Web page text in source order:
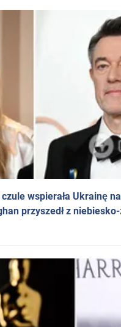
wspierała Ukrainę
przyszedł z